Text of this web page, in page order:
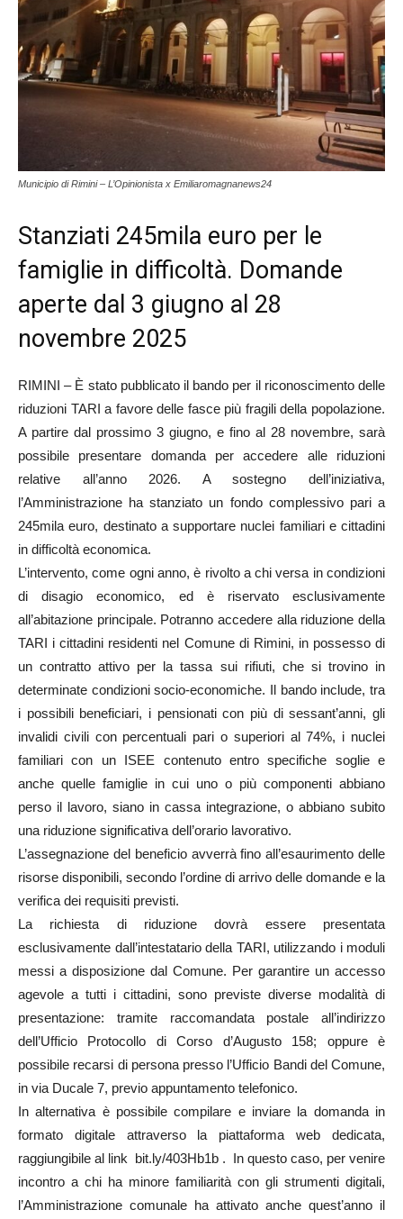
Municipio di Rimini – L’Opinionista x Emiliaromagnanews24
Stanziati 245mila euro per le
famiglie in difficoltà. Domande
aperte dal 3 giugno al 28
novembre 2025
RIMINI – È stato pubblicato il bando per il riconoscimento delle
riduzioni TARI a favore delle fasce più fragili della popolazione.
A partire dal prossimo 3 giugno, e fino al 28 novembre, sarà
possibile presentare domanda per accedere alle riduzioni
relative all’anno 2026. A sostegno dell’iniziativa,
l’Amministrazione ha stanziato un fondo complessivo pari a
245mila euro, destinato a supportare nuclei familiari e cittadini
in difficoltà economica.
L’intervento, come ogni anno, è rivolto a chi versa in condizioni
di disagio economico, ed è riservato esclusivamente
all’abitazione principale. Potranno accedere alla riduzione della
TARI i cittadini residenti nel Comune di Rimini, in possesso di
un contratto attivo per la tassa sui rifiuti, che si trovino in
determinate condizioni socio-economiche. Il bando include, tra
i possibili beneficiari, i pensionati con più di sessant’anni, gli
invalidi civili con percentuali pari o superiori al 74%, i nuclei
familiari con un ISEE contenuto entro specifiche soglie e
anche quelle famiglie in cui uno o più componenti abbiano
perso il lavoro, siano in cassa integrazione, o abbiano subito
una riduzione significativa dell’orario lavorativo.
L’assegnazione del beneficio avverrà fino all’esaurimento delle
risorse disponibili, secondo l’ordine di arrivo delle domande e la
verifica dei requisiti previsti.
La richiesta di riduzione dovrà essere presentata
esclusivamente dall’intestatario della TARI, utilizzando i moduli
messi a disposizione dal Comune. Per garantire un accesso
agevole a tutti i cittadini, sono previste diverse modalità di
presentazione: tramite raccomandata postale all’indirizzo
dell’Ufficio Protocollo di Corso d’Augusto 158; oppure è
possibile recarsi di persona presso l’Ufficio Bandi del Comune,
in via Ducale 7, previo appuntamento telefonico.
In alternativa è possibile compilare e inviare la domanda in
formato digitale attraverso la piattaforma web dedicata,
raggiungibile al link bit.ly/403Hb1b . In questo caso, per venire
incontro a chi ha minore familiarità con gli strumenti digitali,
l’Amministrazione comunale ha attivato anche quest’anno il